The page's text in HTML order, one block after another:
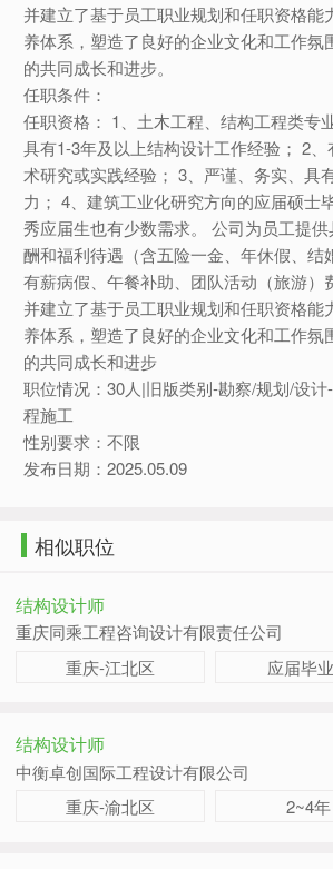
并建立了基于员工职业规划和任职资格能
养体系，塑造了良好的企业文化和工作氛
的共同成长和进步。
任职条件：
任职资格： 1、土木工程、结构工程类专
具有1-3年及以上结构设计工作经验； 2
术研究或实践经验； 3、严谨、务实、具
力； 4、建筑工业化研究方向的应届硕士
秀应届生也有少数需求。 公司为员工提
酬和福利待遇（含五险一金、年休假、结
有薪病假、午餐补助、团队活动（旅游）
并建立了基于员工职业规划和任职资格能
养体系，塑造了良好的企业文化和工作氛
的共同成长和进步
职位情况：30人|旧版类别-勘察/规划/设
程施工
性别要求：不限
发布日期：2025.05.09
相似职位
结构设计师
重庆同乘工程咨询设计有限责任公司
重庆-江北区
应届毕
结构设计师
中衡卓创国际工程设计有限公司
重庆-渝北区
2~4年